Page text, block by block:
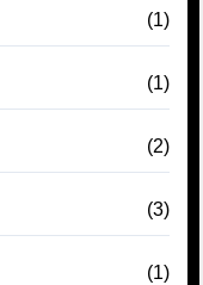
(1)
(1)
(2)
(3)
(1)